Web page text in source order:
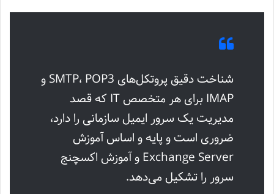
شناخت دقیق پروتکل‌های SMTP، POP3 و
IMAP برای هر متخصص IT که قصد
مدیریت یک سرور ایمیل سازمانی را دارد،
ضروری است و پایه و اساس آموزش
Exchange Server و آموزش اکسچنج
سرور را تشکیل می‌دهد.